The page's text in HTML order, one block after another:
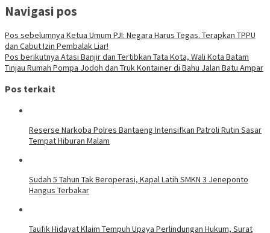
Navigasi pos
Pos sebelumnya Ketua Umum PJI: Negara Harus Tegas. Terapkan TPPU
dan Cabut Izin Pembalak Liar!
Pos berikutnya Atasi Banjir dan Tertibkan Tata Kota, Wali Kota Batam
Tinjau Rumah Pompa Jodoh dan Truk Kontainer di Bahu Jalan Batu Ampar
Pos terkait
Reserse Narkoba Polres Bantaeng Intensifkan Patroli Rutin Sasar
Tempat Hiburan Malam
Sudah 5 Tahun Tak Beroperasi, Kapal Latih SMKN 3 Jeneponto
Hangus Terbakar
Taufik Hidayat Klaim Tempuh Upaya Perlindungan Hukum, Surat